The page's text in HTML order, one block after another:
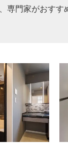
専門家がおす